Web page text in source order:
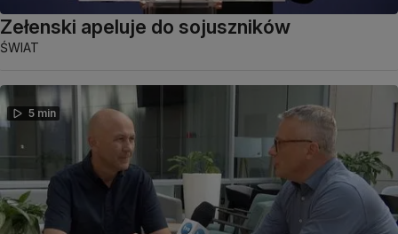
Zełenski apeluje do sojuszników
ŚWIAT
5 min